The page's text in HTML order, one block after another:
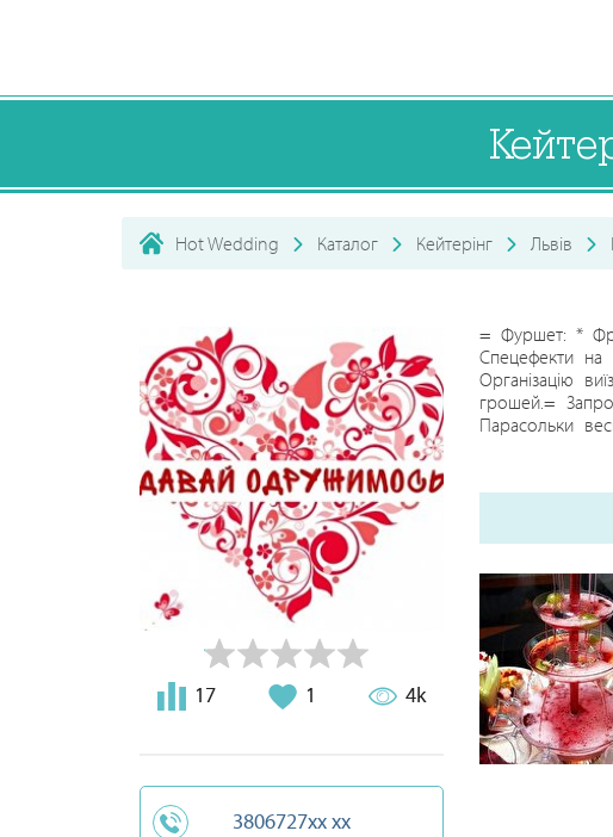
Hot Wedding Каталог Кейтерінг Львів
17 1 4k
3806727xx xx
= Фуршет: *
Спецефекти
Організацію
грошей.=
Парасольки